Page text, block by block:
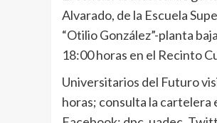
Alvarado, de la Escuela
“Otilio González”-planta
18:00 horas en el Recinto
Universitarios del Futuro
horas; consulta la